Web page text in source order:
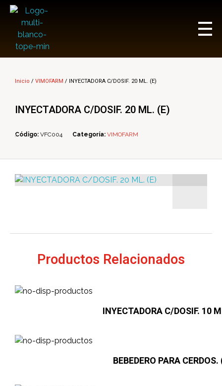
Multi Insumos DV
Mayorista de Insumos Agro-Veterinarios, Productos Biológicos, Agrícolas y Farmacéuticos
Inicio / VIMOFARM / INYECTADORA C/DOSIF. 20 ML. (E)
INYECTADORA C/DOSIF. 20 ML. (E)
Código: VFC004 Categoría: VIMOFARM
Productos Relacionados
INYECTADORA C/DOSIF. 10
BEBEDERO PARA CERDOS.